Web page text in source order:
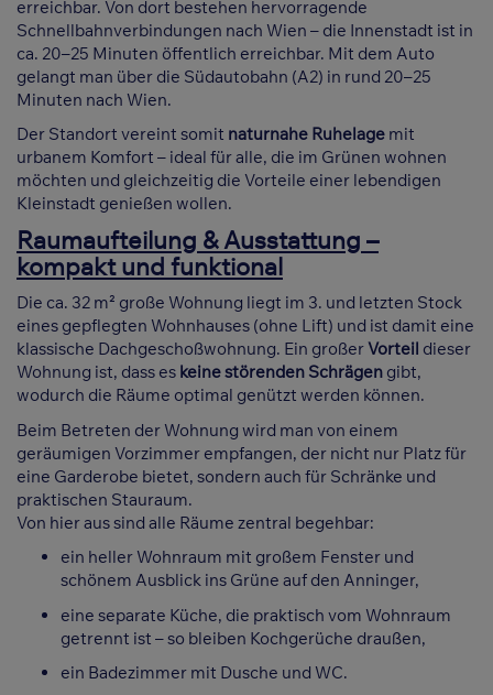
erreichbar. Von dort bestehen hervorragende
Schnellbahnverbindungen nach Wien – die Innenstadt ist in
ca. 20–25 Minuten öffentlich erreichbar. Mit dem Auto
gelangt man über die Südautobahn (A2) in rund 20–25
Minuten nach Wien.
Der Standort vereint somit naturnahe Ruhelage mit
urbanem Komfort – ideal für alle, die im Grünen wohnen
möchten und gleichzeitig die Vorteile einer lebendigen
Kleinstadt genießen wollen.
Raumaufteilung & Ausstattung –
kompakt und funktional
Die ca. 32 m² große Wohnung liegt im 3. und letzten Stock
eines gepflegten Wohnhauses (ohne Lift) und ist damit eine
klassische Dachgeschoßwohnung. Ein großerVorteil dieser
Wohnung ist, dass es keine störenden Schrägen gibt,
wodurch die Räume optimal genützt werden können.
Beim Betreten der Wohnung wird man von einem
geräumigen Vorzimmer empfangen, der nicht nur Platz für
eine Garderobe bietet, sondern auch für Schränke und
praktischen Stauraum.
Von hier aus sind alle Räume zentral begehbar:
ein heller Wohnraum mit großem Fenster und
schönem Ausblick ins Grüne auf den Anninger,
eine separate Küche, die praktisch vom Wohnraum
getrennt ist – so bleiben Kochgerüche draußen,
ein Badezimmer mit Dusche und WC.